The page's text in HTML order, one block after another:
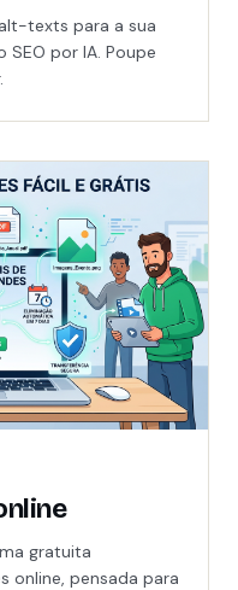
texts para a sua
por IA. Poupe
gratuita
online, pensada para